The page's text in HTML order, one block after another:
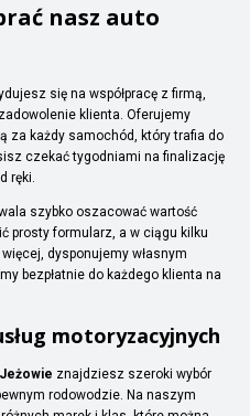
nasz auto
się na współpracę z firmą,
klienta. Oferujemy
za każdy samochód, który trafia do
czekać tygodniami na finalizację
ręki.
szybko oszacować wartość
prosty formularz, a w ciągu kilku
dysponujemy własnym
bezpłatnie do każdego klienta na
motoryzacyjnych
znajdziesz szeroki wybór
rodowodzie. Na naszym